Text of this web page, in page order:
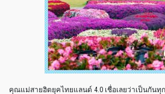
คุณแม่สายฮิตยุคไทยแลนด์ 4.0 เชื่อเลยว่าเป็นกันทุ